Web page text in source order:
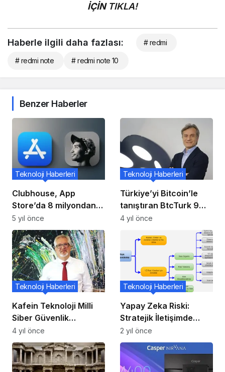
İÇİN TIKLA!
Haberle ilgili daha fazlası: # redmi
# redmi note # redmi note 10
Benzer Haberler
Clubhouse, App
Store’da 8 milyondan
fazla indirme kaydetti
Teknoloji Haberleri
5 yıl önce
Türkiye’yi Bitcoin’le
tanıştıran BtcTurk 9
yaşında
Teknoloji Haberleri
4 yıl önce
Kafein Teknoloji Milli
Siber Güvenlik
Alanındaki
Yatırımlarına Devam
Ederek “Allincyber”
Depertmanını Kurdu
Teknoloji Haberleri
4 yıl önce
Yapay Zeka Riski:
Stratejik İletişimde
Dikkat Edilmesi
Gerekenler
Teknoloji Haberleri
2 yıl önce